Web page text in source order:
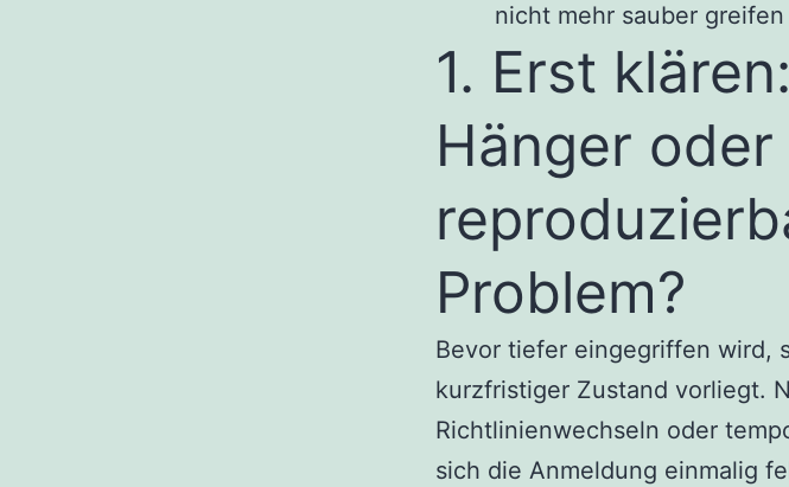
nicht mehr sauber greifen
1. Erst
Hänger oder
Problem?
Bevor tiefer eingegriffen wird,
kurzfristiger Zustand vorliegt.
Richtlinienwechseln oder
sich die Anmeldung einmalig